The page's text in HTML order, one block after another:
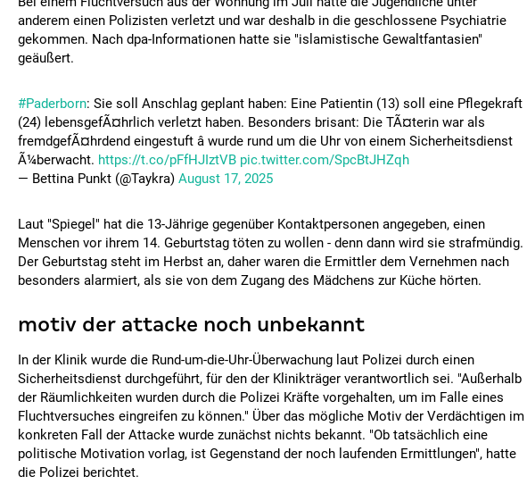
anderem einen Polizisten verletzt und war deshalb in die geschlossene Psychiatrie
gekommen. Nach dpa-Informationen hatte sie "islamistische Gewaltfantasien"
geäußert.
#Paderborn: Sie soll Anschlag geplant haben: Eine Patientin (13) soll eine Pflegekraft
(24) lebensgefÃ¤hrlich verletzt haben. Besonders brisant: Die TÃ¤terin war als
fremdgefÃ¤hrdend eingestuft â wurde rund um die Uhr von einem Sicherheitsdienst
Ã¼berwacht. https://t.co/pFfHJIztVB pic.twitter.com/SpcBtJHZqh
— Bettina Punkt (@Taykra) August 17, 2025
Laut "Spiegel" hat die 13-Jährige gegenüber Kontaktpersonen angegeben, einen
Menschen vor ihrem 14. Geburtstag töten zu wollen - denn dann wird sie strafmündig.
Der Geburtstag steht im Herbst an, daher waren die Ermittler dem Vernehmen nach
besonders alarmiert, als sie von dem Zugang des Mädchens zur Küche hörten.
motiv der attacke noch unbekannt
In der Klinik wurde die Rund-um-die-Uhr-Überwachung laut Polizei durch einen
Sicherheitsdienst durchgeführt, für den der Klinikträger verantwortlich sei. "Außerhalb
der Räumlichkeiten wurden durch die Polizei Kräfte vorgehalten, um im Falle eines
Fluchtversuches eingreifen zu können." Über das mögliche Motiv der Verdächtigen im
konkreten Fall der Attacke wurde zunächst nichts bekannt. "Ob tatsächlich eine
politische Motivation vorlag, ist Gegenstand der noch laufenden Ermittlungen", hatte
die Polizei berichtet.